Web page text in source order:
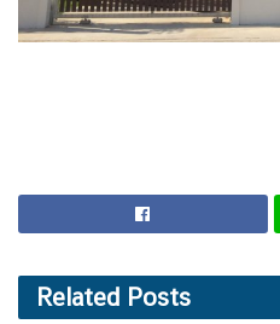
Related Posts